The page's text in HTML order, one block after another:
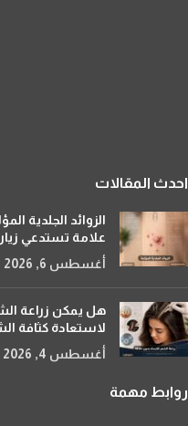
احدث المقالات
الزوائد الجلدية
علامة تستدعي
أغسطس 6, 2026
هل يمكن زراعة
لاستعادة كثافة
أغسطس 4, 2026
روابط مهمة